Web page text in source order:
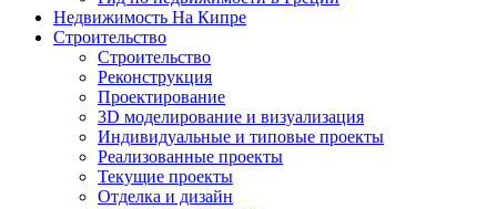
Недвижимость На Кипре
Строительство
Строительство
Реконструкция
Проектирование
3D моделирование и визуализация
Индивидуальные и типовые проекты
Реализованные проекты
Текущие проекты
Отделка и дизайн